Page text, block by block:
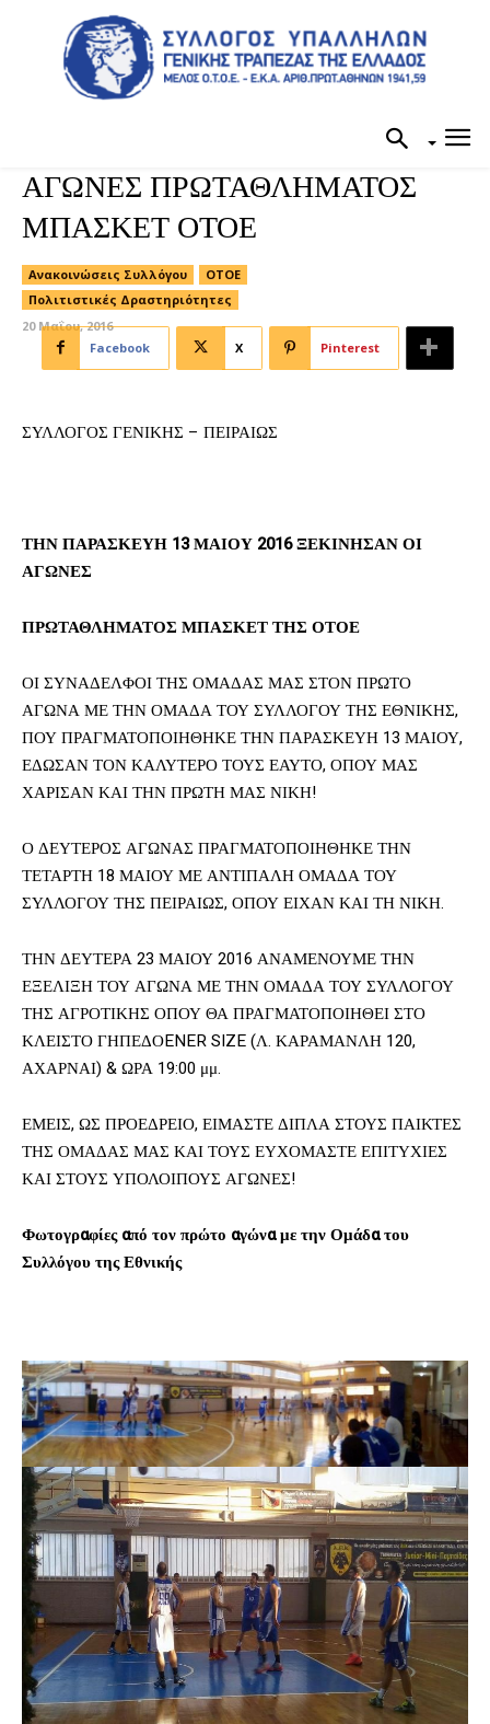
ΑΓΩΝΕΣ ΠΡΩΤΑΘΛΗΜΑΤΟΣ
ΜΠΑΣΚΕΤ ΟΤΟΕ
Ανακοινώσεις Συλλόγου
ΟΤΟΕ
Πολιτιστικές Δραστηριότητες
20 Μαΐου, 2016
Facebook
X Pinterest
ΣΥΛΛΟΓΟΣ ΓΕΝΙΚΗΣ – ΠΕΙΡΑΙΩΣ
ΤΗΝ ΠΑΡΑΣΚΕΥΗ 13 ΜΑΙΟΥ 2016 ΞΕΚΙΝΗΣΑΝ ΟΙ
ΑΓΩΝΕΣ
ΠΡΩΤΑΘΛΗΜΑΤΟΣ ΜΠΑΣΚΕΤ ΤΗΣ ΟΤΟΕ
ΟΙ ΣΥΝΑΔΕΛΦΟΙ ΤΗΣ ΟΜΑΔΑΣ ΜΑΣ ΣΤΟΝ ΠΡΩΤΟ
ΑΓΩΝΑ ΜΕ ΤΗΝ ΟΜΑΔΑ ΤΟΥ ΣΥΛΛΟΓΟΥ ΤΗΣ ΕΘΝΙΚΗΣ,
ΠΟΥ ΠΡΑΓΜΑΤΟΠΟΙΗΘΗΚΕ ΤΗΝ ΠΑΡΑΣΚΕΥΗ 13 ΜΑΙΟΥ,
ΕΔΩΣΑΝ ΤΟΝ ΚΑΛΥΤΕΡΟ ΤΟΥΣ ΕΑΥΤΟ, ΟΠΟΥ ΜΑΣ
ΧΑΡΙΣΑΝ ΚΑΙ ΤΗΝ ΠΡΩΤΗ ΜΑΣ ΝΙΚΗ!
Ο ΔΕΥΤΕΡΟΣ ΑΓΩΝΑΣ ΠΡΑΓΜΑΤΟΠΟΙΗΘΗΚΕ ΤΗΝ
ΤΕΤΑΡΤΗ 18 ΜΑΙΟΥ ΜΕ ΑΝΤΙΠΑΛΗ ΟΜΑΔΑ ΤΟΥ
ΣΥΛΛΟΓΟΥ ΤΗΣ ΠΕΙΡΑΙΩΣ, ΟΠΟΥ ΕΙΧΑΝ ΚΑΙ ΤΗ ΝΙΚΗ.
ΤΗΝ ΔΕΥΤΕΡΑ 23 ΜΑΙΟΥ 2016 ΑΝΑΜΕΝΟΥΜΕ ΤΗΝ
ΕΞΕΛΙΞΗ ΤΟΥ ΑΓΩΝΑ ΜΕ ΤΗΝ ΟΜΑΔΑ ΤΟΥ ΣΥΛΛΟΓΟΥ
ΤΗΣ ΑΓΡΟΤΙΚΗΣ ΟΠΟΥ ΘΑ ΠΡΑΓΜΑΤΟΠΟΙΗΘΕΙ ΣΤΟ
ΚΛΕΙΣΤΟ ΓΗΠΕΔΟENER SIZE (Λ. ΚΑΡΑΜΑΝΛΗ 120,
ΑΧΑΡΝΑΙ) & ΩΡΑ 19:00 μμ.
ΕΜΕΙΣ, ΩΣ ΠΡΟΕΔΡΕΙΟ, ΕΙΜΑΣΤΕ ΔΙΠΛΑ ΣΤΟΥΣ ΠΑΙΚΤΕΣ
ΤΗΣ ΟΜΑΔΑΣ ΜΑΣ ΚΑΙ ΤΟΥΣ ΕΥΧΟΜΑΣΤΕ ΕΠΙΤΥΧΙΕΣ
ΚΑΙ ΣΤΟΥΣ ΥΠΟΛΟΙΠΟΥΣ ΑΓΩΝΕΣ!
Φωτογραφίες από τον πρώτο αγώνα με την Ομάδα του
Συλλόγου της Εθνικής